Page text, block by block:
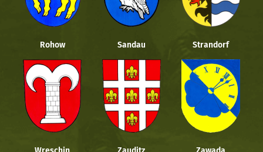
Rohow Sandau Strandorf